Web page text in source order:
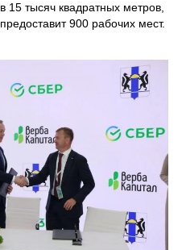
15 тысяч квадратных метров,
900 рабочих мест.